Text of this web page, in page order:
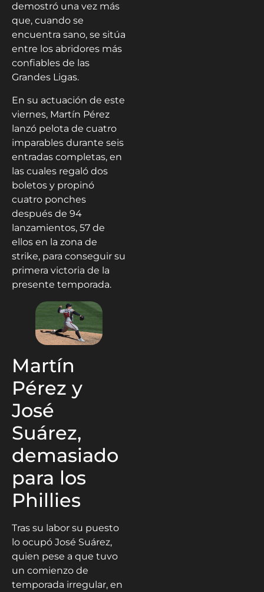
demostró una vez más
que, cuando se
encuentra sano, se sitúa
entre los abridores más
confiables de las
Grandes Ligas.
En su actuación de este
viernes, Martín Pérez
lanzó pelota de cuatro
imparables durante seis
entradas completas, en
las cuales regaló dos
boletos y propinó
cuatro ponches
después de 94
lanzamientos, 57 de
ellos en la zona de
strike, para conseguir su
primera victoria de la
presente temporada.
Martín
Pérez y
José
Suárez,
demasiado
para los
Phillies
Tras su labor su puesto
lo ocupó José Suárez,
quien pese a que tuvo
un comienzo de
temporada irregular, en